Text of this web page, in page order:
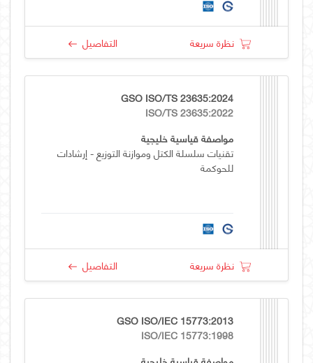
نظرة سريعة التفاصيل
GSO ISO/TS 23635:2024
ISO/TS 23635:2022
مواصفة قياسية خليجية
تقنيات سلسلة الكتل وموازنة التوزيع - إرشادات
للحوكمة
نظرة سريعة التفاصيل
GSO ISO/IEC 15773:2013
ISO/IEC 15773:1998